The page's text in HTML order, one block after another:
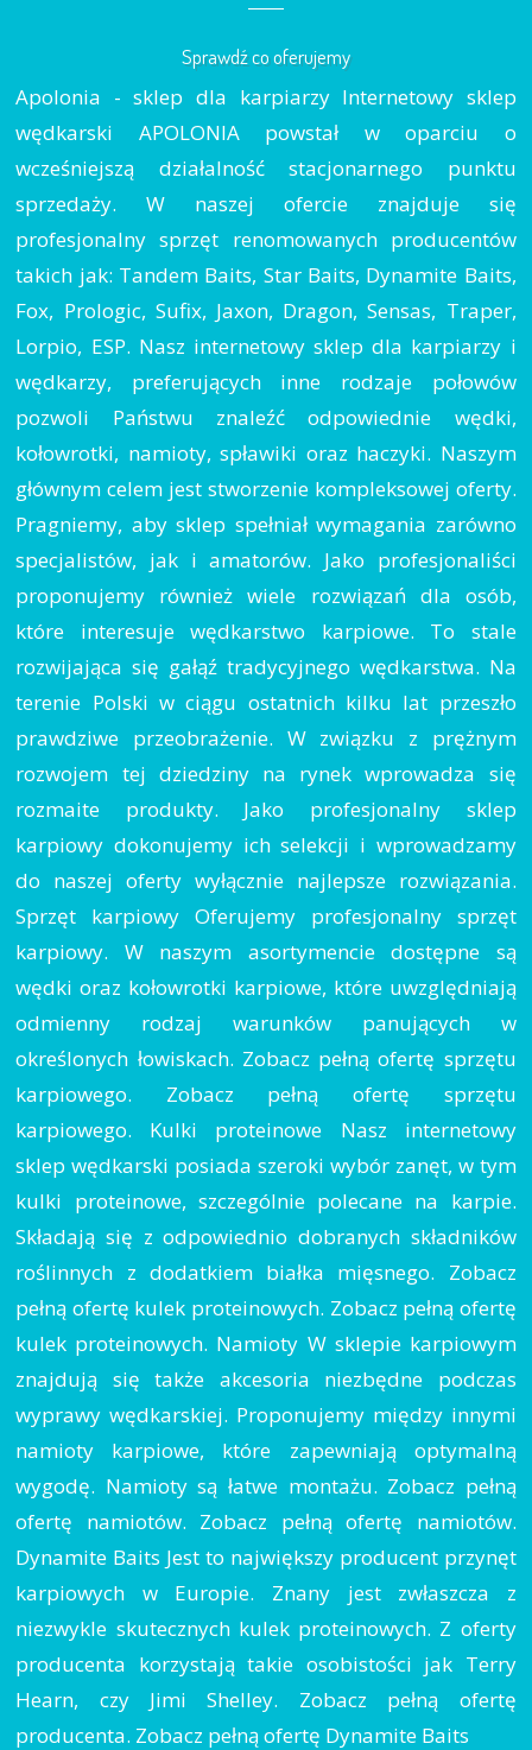
Sprawdź co oferujemy
Apolonia - sklep dla karpiarzy Internetowy sklep
wędkarski APOLONIA powstał w oparciu o
wcześniejszą działalność stacjonarnego punktu
sprzedaży. W naszej ofercie znajduje się
profesjonalny sprzęt renomowanych producentów
takich jak: Tandem Baits, Star Baits, Dynamite Baits,
Fox, Prologic, Sufix, Jaxon, Dragon, Sensas, Traper,
Lorpio, ESP. Nasz internetowy sklep dla karpiarzy i
wędkarzy, preferujących inne rodzaje połowów
pozwoli Państwu znaleźć odpowiednie wędki,
kołowrotki, namioty, spławiki oraz haczyki. Naszym
głównym celem jest stworzenie kompleksowej oferty.
Pragniemy, aby sklep spełniał wymagania zarówno
specjalistów, jak i amatorów. Jako profesjonaliści
proponujemy również wiele rozwiązań dla osób,
które interesuje wędkarstwo karpiowe. To stale
rozwijająca się gałąź tradycyjnego wędkarstwa. Na
terenie Polski w ciągu ostatnich kilku lat przeszło
prawdziwe przeobrażenie. W związku z prężnym
rozwojem tej dziedziny na rynek wprowadza się
rozmaite produkty. Jako profesjonalny sklep
karpiowy dokonujemy ich selekcji i wprowadzamy
do naszej oferty wyłącznie najlepsze rozwiązania.
Sprzęt karpiowy Oferujemy profesjonalny sprzęt
karpiowy. W naszym asortymencie dostępne są
wędki oraz kołowrotki karpiowe, które uwzględniają
odmienny rodzaj warunków panujących w
określonych łowiskach. Zobacz pełną ofertę sprzętu
karpiowego. Zobacz pełną ofertę sprzętu
karpiowego. Kulki proteinowe Nasz internetowy
sklep wędkarski posiada szeroki wybór zanęt, w tym
kulki proteinowe, szczególnie polecane na karpie.
Składają się z odpowiednio dobranych składników
roślinnych z dodatkiem białka mięsnego. Zobacz
pełną ofertę kulek proteinowych. Zobacz pełną ofertę
kulek proteinowych. Namioty W sklepie karpiowym
znajdują się także akcesoria niezbędne podczas
wyprawy wędkarskiej. Proponujemy między innymi
namioty karpiowe, które zapewniają optymalną
wygodę. Namioty są łatwe montażu. Zobacz pełną
ofertę namiotów. Zobacz pełną ofertę namiotów.
Dynamite Baits Jest to największy producent przynęt
karpiowych w Europie. Znany jest zwłaszcza z
niezwykle skutecznych kulek proteinowych. Z oferty
producenta korzystają takie osobistości jak Terry
Hearn, czy Jimi Shelley. Zobacz pełną ofertę
producenta. Zobacz pełną ofertę Dynamite Baits